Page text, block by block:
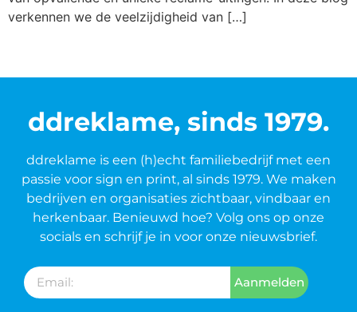
verkennen we de veelzijdigheid van […]
ddreklame, sinds 1979.
ddreklame is een (h)echt familiebedrijf met een
passie voor sign en print, al sinds 1979. We maken
bedrijven en organisaties zichtbaar, vindbaar en
herkenbaar. Benieuwd hoe? Volg ons op onze
socials en schrijf je in voor onze nieuwsbrief.
Aanmelden